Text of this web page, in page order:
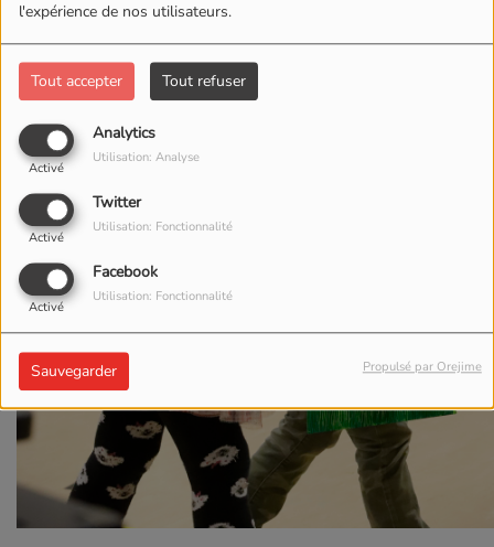
l'expérience de nos utilisateurs.
Tout accepter Tout refuser
Analytics
Activé
Utilisation: Analyse
Twitter
Activé
Utilisation: Fonctionnalité
Facebook
Activé
Utilisation: Fonctionnalité
Sauvegarder Propulsé par Orejime